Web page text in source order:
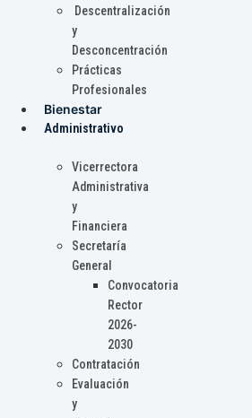
Descentralización
y
Desconcentración
Prácticas
Profesionales
Bienestar
Administrativo
Vicerrectora
Administrativa
y
Financiera
Secretaría
General
Convocatoria
Rector
2026-
2030
Contratación
Evaluación
y